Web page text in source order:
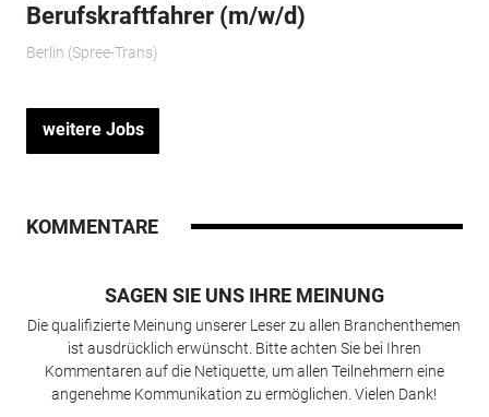
Berufskraftfahrer (m/w/d)
Berlin (Spree-Trans)
weitere Jobs
KOMMENTARE
SAGEN SIE UNS IHRE MEINUNG
Die qualifizierte Meinung unserer Leser zu allen Branchenthemen
ist ausdrücklich erwünscht. Bitte achten Sie bei Ihren
Kommentaren auf die Netiquette, um allen Teilnehmern eine
angenehme Kommunikation zu ermöglichen. Vielen Dank!